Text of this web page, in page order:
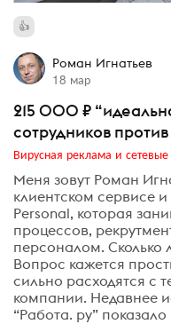
Роман Игнатьев
18 мар
215 000 ₽
сотрудников
Вирусная реклама и
Меня зовут Роман
клиентском сервисе
Personal, которая
процессов,
персоналом. Сколько
Вопрос кажется
сильно расходятся с
компании. Недавнее
“Работа. ру”